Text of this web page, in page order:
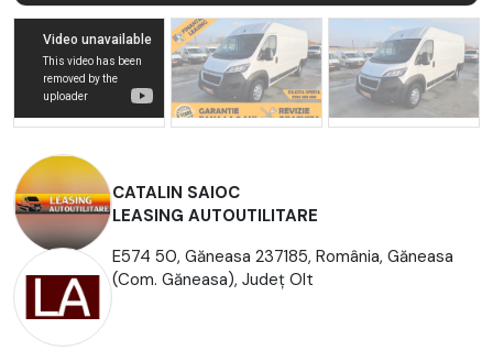
CATALIN SAIOC
LEASING AUTOUTILITARE
E574 50, Găneasa 237185, România, Găneasa
(Com. Găneasa), Județ Olt